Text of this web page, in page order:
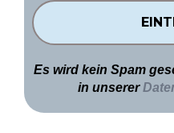
Es wird kein Spam
in unserer